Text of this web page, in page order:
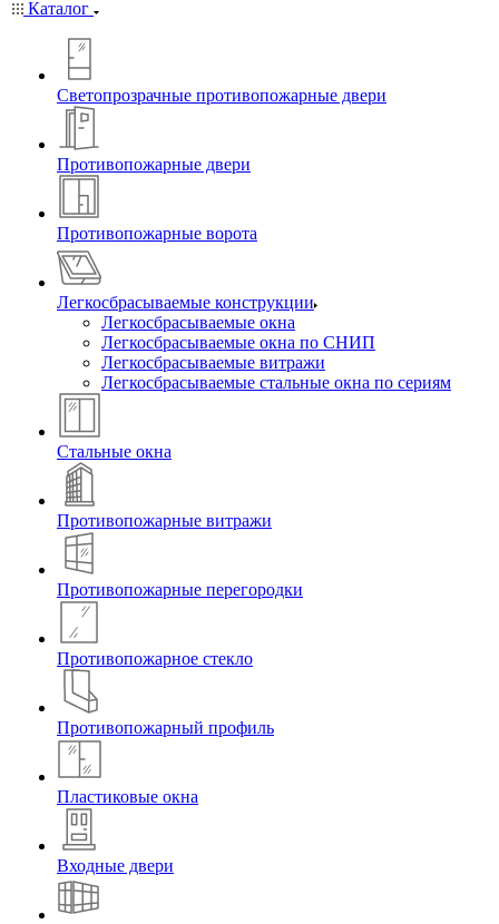
Каталог
Светопрозрачные противопожарные двери
Противопожарные двери
Противопожарные ворота
Легкосбрасываемые конструкции
Легкосбрасываемые окна
Легкосбрасываемые окна по СНИП
Легкосбрасываемые витражи
Легкосбрасываемые стальные окна по сериям
Стальные окна
Противопожарные витражи
Противопожарные перегородки
Противопожарное стекло
Противопожарный профиль
Пластиковые окна
Входные двери